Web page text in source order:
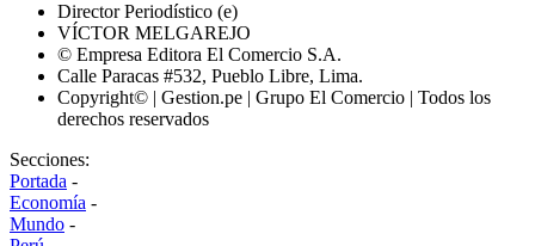
Director Periodístico (e)
VÍCTOR MELGAREJO
© Empresa Editora El Comercio S.A.
Calle Paracas #532, Pueblo Libre, Lima.
Copyright© | Gestion.pe | Grupo El Comercio | Todos los
derechos reservados
Secciones:
Portada -
Economía -
Mundo -